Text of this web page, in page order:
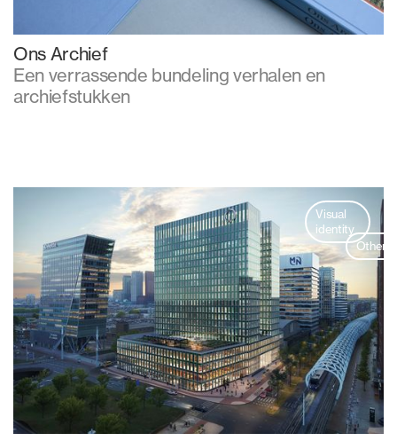
Ons Archief
Een verrassende bundeling verhalen en
archiefstukken
Visual
identity
Other